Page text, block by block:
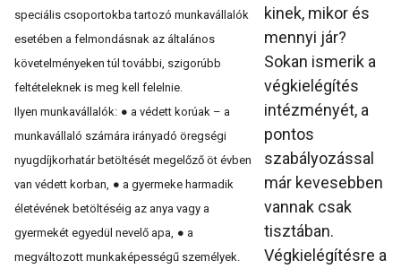
kinek, mikor és
mennyi jár?
Sokan ismerik a
végkielégítés
intézményét, a
pontos
szabályozással
már kevesebben
vannak csak
tisztában.
Végkielégítésre a
speciális csoportokba tartozó munkavállalók
esetében a felmondásnak az általános
követelményeken túl további, szigorúbb
feltételeknek is meg kell felelnie.
Ilyen munkavállalók: ● a védett korúak – a
munkavállaló számára irányadó öregségi
nyugdíjkorhatár betöltését megelőző öt évben
van védett korban, ● a gyermeke harmadik
életévének betöltéséig az anya vagy a
gyermekét egyedül nevelő apa, ● a
megváltozott munkaképességű személyek.